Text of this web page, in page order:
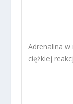
Adrenalina w
ciężkiej